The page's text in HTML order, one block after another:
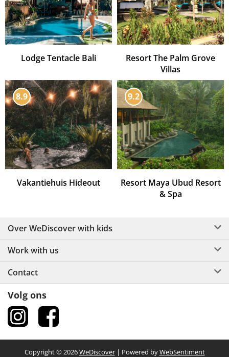
Lodge Tentacle Bali
Resort The Palm Grove
Villas
8.9
Vakantiehuis Hideout
9.2
Resort Maya Ubud Resort
& Spa
Over WeDiscover with kids
Work with us
Contact
Volg ons
Copyright © 2026WeDiscover| Powered byWebSentiment